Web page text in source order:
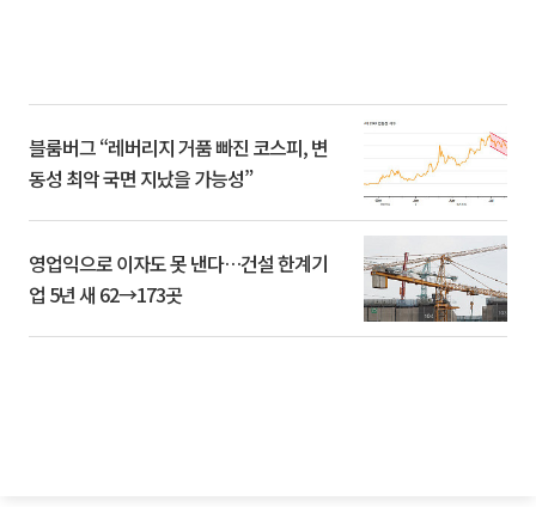
블룸버그 “레버리지 거품 빠진 코스피, 변
동성 최악 국면 지났을 가능성”
영업익으로 이자도 못 낸다…건설 한계기
업 5년 새 62→173곳